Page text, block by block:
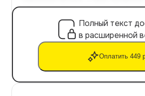
Полный текст
в расширенной
Оплатить 449